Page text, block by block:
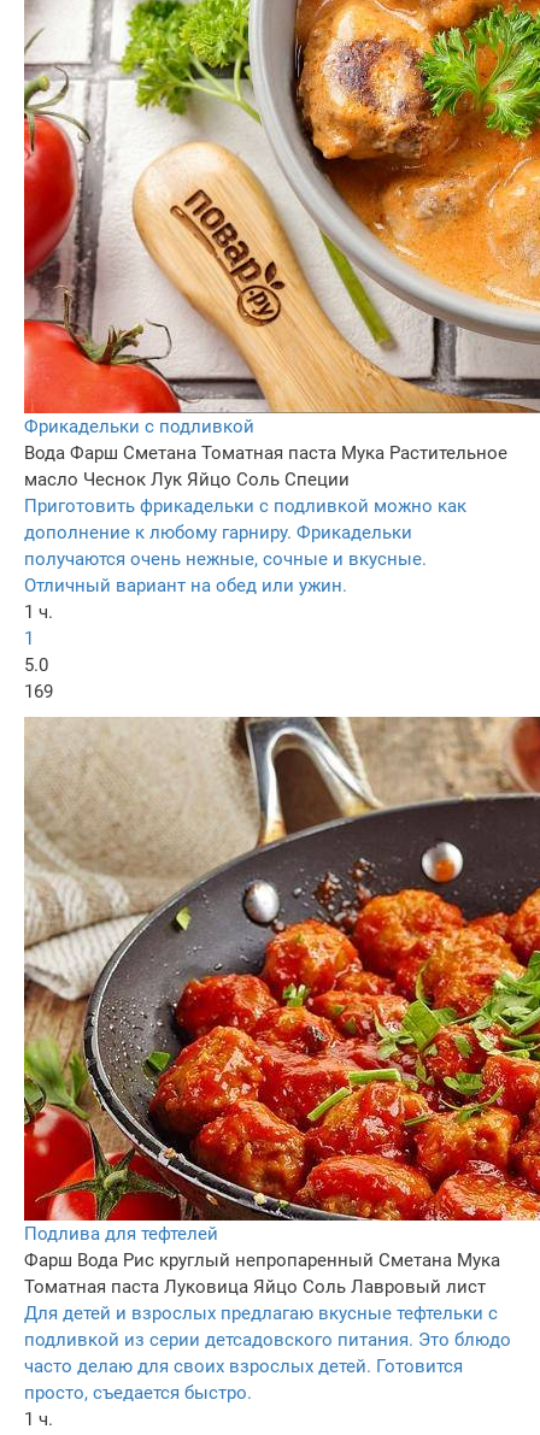
Фрикадельки с подливкой
Вода Фарш Сметана Томатная паста Мука Растительное
масло Чеснок Лук Яйцо Соль Специи
Приготовить фрикадельки с подливкой можно как
дополнение к любому гарниру. Фрикадельки
получаются очень нежные, сочные и вкусные.
Отличный вариант на обед или ужин.
1 ч.
1
5.0
169
Подлива для тефтелей
Фарш Вода Рис круглый непропаренный Сметана Мука
Томатная паста Луковица Яйцо Соль Лавровый лист
Для детей и взрослых предлагаю вкусные тефтельки с
подливкой из серии детсадовского питания. Это блюдо
часто делаю для своих взрослых детей. Готовится
просто, съедается быстро.
1 ч.